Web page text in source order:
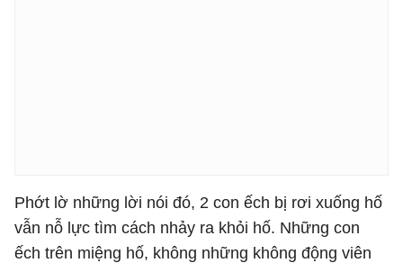
Phớt lờ những lời nói đó, 2 con ếch bị rơi xuống hố
vẫn nỗ lực tìm cách nhảy ra khỏi hố. Những con
ếch trên miệng hố, không những không động viên